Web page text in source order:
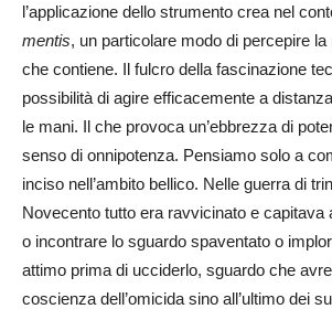
l’applicazione dello strumento crea nel
mentis, un particolare modo di percepire la
che contiene. Il fulcro della fascinazione
possibilità di agire efficacemente a
le mani. Il che provoca un’ebbrezza di
senso di onnipotenza. Pensiamo solo a
inciso nell’ambito bellico. Nelle guerra di
Novecento tutto era ravvicinato e capitava
o incontrare lo sguardo spaventato o
attimo prima di ucciderlo, sguardo che
coscienza dell’omicida sino all’ultimo dei